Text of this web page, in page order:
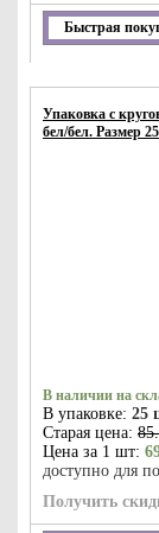
Быстрая
Упаковка с
бел/бел. Размер
В наличии на
В упаковке: 25
Старая цена:
Цена за 1 шт:
доступно для
Получить